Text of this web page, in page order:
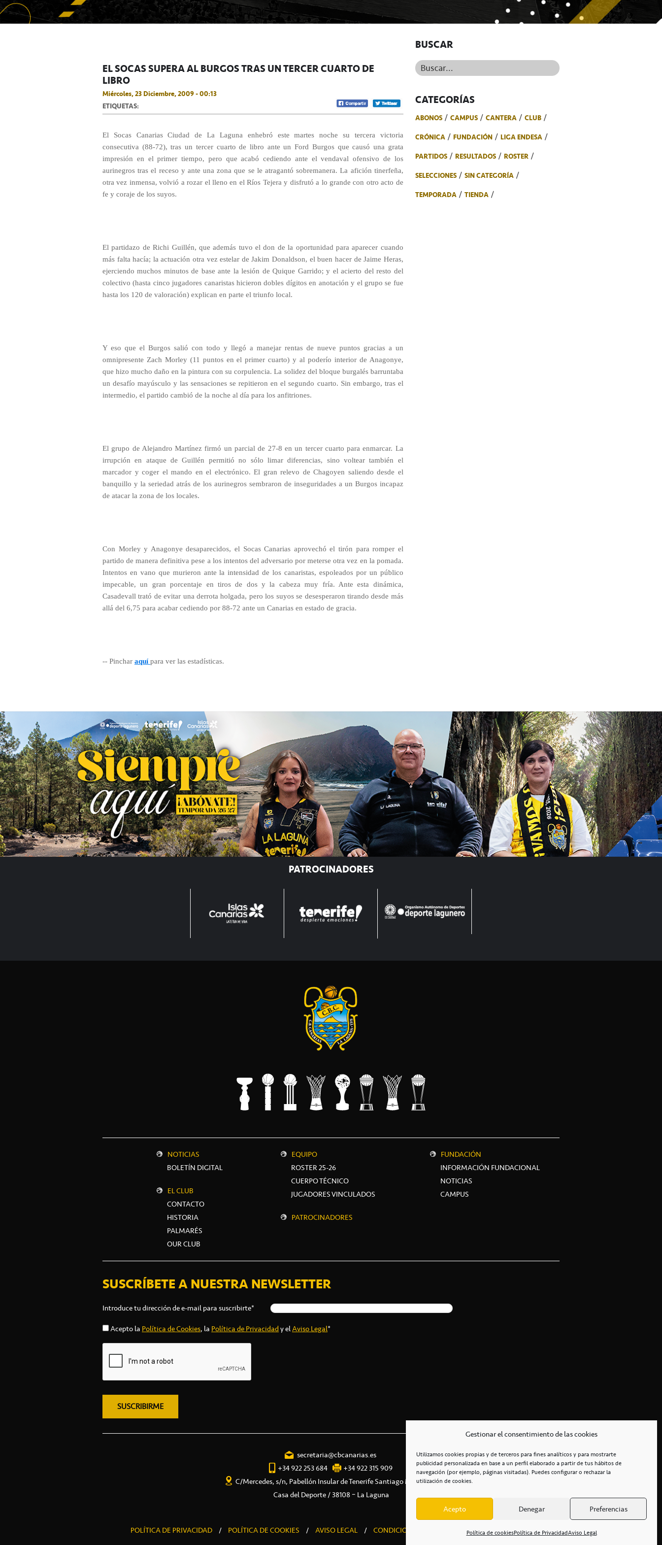
Gestionar el consentimiento de las cookies
Utilizamos cookies propias y de terceros para fines analíticos y para mostrarte
publicidad personalizada en base a un perfil elaborado a partir de tus hábitos de
navegación (por ejemplo, páginas visitadas). Puedes configurar o rechazar la
utilización de cookies.
Acepto Denegar Preferencias
Política de cookiesPolítica de PrivacidadAviso Legal
EL SOCAS SUPERA AL BURGOS TRAS UN TERCER CUARTO DE
LIBRO
Miércoles, 23 Diciembre, 2009 - 00:13
ETIQUETAS:
El Socas Canarias Ciudad de La Laguna enhebró este martes noche su tercera victoria
consecutiva (88-72), tras un tercer cuarto de libro ante un Ford Burgos que causó una grata
impresión en el primer tiempo, pero que acabó cediendo ante el vendaval ofensivo de los
aurinegros tras el receso y ante una zona que se le atragantó sobremanera. La afición tinerfeña,
otra vez inmensa, volvió a rozar el lleno en el Ríos Tejera y disfrutó a lo grande con otro acto de
fe y coraje de los suyos.
El partidazo de Richi Guillén, que además tuvo el don de la oportunidad para aparecer cuando
más falta hacía; la actuación otra vez estelar de Jakim Donaldson, el buen hacer de Jaime Heras,
ejerciendo muchos minutos de base ante la lesión de Quique Garrido; y el acierto del resto del
colectivo (hasta cinco jugadores canaristas hicieron dobles dígitos en anotación y el grupo se fue
hasta los 120 de valoración) explican en parte el triunfo local.
Y eso que el Burgos salió con todo y llegó a manejar rentas de nueve puntos gracias a un
omnipresente Zach Morley (11 puntos en el primer cuarto) y al poderío interior de Anagonye,
que hizo mucho daño en la pintura con su corpulencia. La solidez del bloque burgalés barruntaba
un desafío mayúsculo y las sensaciones se repitieron en el segundo cuarto. Sin embargo, tras el
intermedio, el partido cambió de la noche al día para los anfitriones.
El grupo de Alejandro Martínez firmó un parcial de 27-8 en un tercer cuarto para enmarcar. La
irrupción en ataque de Guillén permitió no sólo limar diferencias, sino voltear también el
marcador y coger el mando en el electrónico. El gran relevo de Chagoyen saliendo desde el
banquillo y la seriedad atrás de los aurinegros sembraron de inseguridades a un Burgos incapaz
de atacar la zona de los locales.
Con Morley y Anagonye desaparecidos, el Socas Canarias aprovechó el tirón para romper el
partido de manera definitiva pese a los intentos del adversario por meterse otra vez en la pomada.
Intentos en vano que murieron ante la intensidad de los canaristas, espoleados por un público
impecable, un gran porcentaje en tiros de dos y la cabeza muy fría. Ante esta dinámica,
Casadevall trató de evitar una derrota holgada, pero los suyos se desesperaron tirando desde más
allá del 6,75 para acabar cediendo por 88-72 ante un Canarias en estado de gracia.
-- Pinchar aquípara ver las estadísticas.
BUSCAR
Buscar...
CATEGORÍAS
ABONOS CAMPUS CANTERA
CLUB
CRÓNICA
FUNDACIÓN
LIGA ENDESA
PARTIDOS
RESULTADOS
ROSTER
SELECCIONES
SIN CATEGORÍA
TEMPORADA
TIENDA
PATROCINADORES
NOTICIAS
BOLETÍN DIGITAL
EL CLUB
CONTACTO
HISTORIA
PALMARÉS
OUR CLUB
EQUIPO
ROSTER 25-26
CUERPO TÉCNICO
JUGADORES VINCULADOS
PATROCINADORES
FUNDACIÓN
INFORMACIÓN FUNDACIONAL
NOTICIAS
CAMPUS
SUSCRÍBETE A NUESTRA NEWSLETTER
Introduce tu dirección de e-mail para suscribirte*
Acepto la Política de Cookies, la Política de Privacidady elAviso Legal*
secretaria@cbcanarias.es
+34 922 253 684
+34 922 315 909
C/Mercedes, s/n, Pabellón Insular de Tenerife Santiago Martín
Casa del Deporte / 38108 – La Laguna
POLÍTICA DE PRIVACIDAD / POLÍTICA DE COOKIES / AVISO LEGAL / CONDICIONES COMERCIALES / ACCESIBILIDAD